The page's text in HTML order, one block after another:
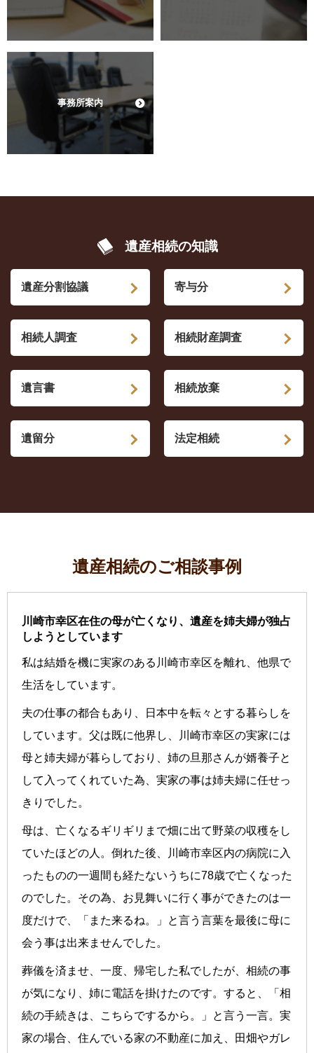
事務所案内
遺産相続の知識
遺産分割協議 寄与分
相続人調査 相続財産調査
遺言書 相続放棄
遺留分 法定相続
遺産相続のご相談事例
川崎市幸区在住の母が亡くなり、遺産を姉夫婦が独占
しようとしています
私は結婚を機に実家のある川崎市幸区を離れ、他県で
生活をしています。
夫の仕事の都合もあり、日本中を転々とする暮らしを
しています。父は既に他界し、川崎市幸区の実家には
母と姉夫婦が暮らしており、姉の旦那さんが婿養子と
して入ってくれていた為、実家の事は姉夫婦に任せっ
きりでした。
母は、亡くなるギリギリまで畑に出て野菜の収穫をし
ていたほどの人。倒れた後、川崎市幸区内の病院に入
ったものの一週間も経たないうちに78歳で亡くなった
のでした。その為、お見舞いに行く事ができたのは一
度だけで、「また来るね。」と言う言葉を最後に母に
会う事は出来ませんでした。
葬儀を済ませ、一度、帰宅した私でしたが、相続の事
が気になり、姉に電話を掛けたのです。すると、「相
続の手続きは、こちらでするから。」と言う一言。実
家の場合、住んでいる家の不動産に加え、田畑やガレ